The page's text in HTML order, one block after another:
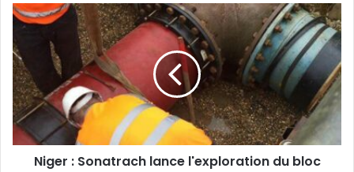
Niger
:
Sonatrach
lance
l'exploration
du
bloc
pétrolier
de
KafraNiger : Sonatrach lance l'exploration du bloc